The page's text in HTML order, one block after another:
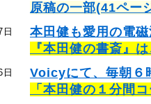
原稿の一部(41ペー
本田健も愛用の電
『本田健の書斎』
Voicyにて、毎朝６
「本田健の１分間